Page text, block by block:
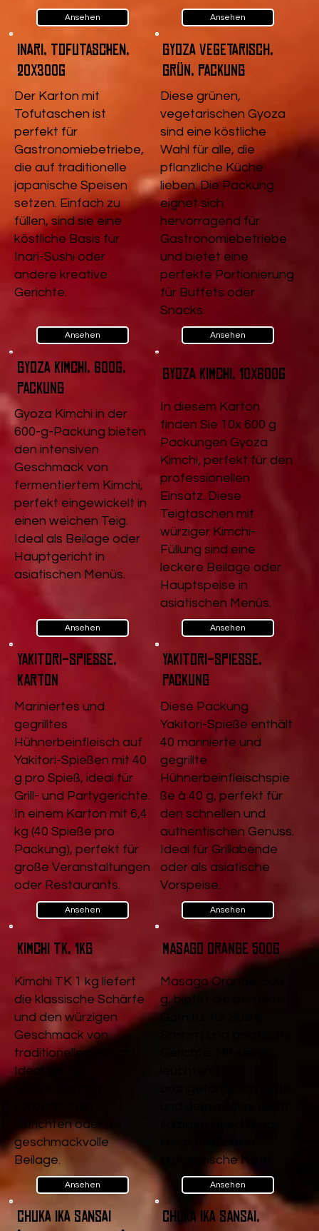
Ansehen Ansehen
Inari, Tofutaschen,
20x300g
Der Karton mit
Tofutaschen ist
perfekt für
Gastronomiebetriebe,
die auf traditionelle
japanische Speisen
setzen. Einfach zu
füllen, sind sie eine
köstliche Basis für
Inari-Sushi oder
andere kreative
Gerichte.
Ansehen
Gyoza vegetarisch,
Grün, Packung
Diese grünen,
vegetarischen Gyoza
sind eine köstliche
Wahl für alle, die
pflanzliche Küche
lieben. Die Packung
eignet sich
hervorragend für
Gastronomiebetriebe
und bietet eine
perfekte Portionierung
für Buffets oder
Snacks.
Ansehen
Gyoza Kimchi, 600g,
Packung
Gyoza Kimchi in der
600-g-Packung bieten
den intensiven
Geschmack von
fermentiertem Kimchi,
perfekt eingewickelt in
einen weichen Teig.
Ideal als Beilage oder
Hauptgericht in
asiatischen Menüs.
Ansehen
Gyoza Kimchi, 10x600g
In diesem Karton
finden Sie 10x 600 g
Packungen Gyoza
Kimchi, perfekt für den
professionellen
Einsatz. Diese
Teigtaschen mit
würziger Kimchi-
Füllung sind eine
leckere Beilage oder
Hauptspeise in
asiatischen Menüs.
Ansehen
Yakitori-Spieße,
Karton
Mariniertes und
gegrilltes
Hühnerbeinfleisch auf
Yakitori-Spießen mit 40
g pro Spieß, ideal für
Grill- und Partygerichte.
In einem Karton mit 6,4
kg (40 Spieße pro
Packung), perfekt für
große Veranstaltungen
oder Restaurants.
Ansehen
Yakitori-Spieße,
Packung
Diese Packung
Yakitori-Spieße enthält
40 marinierte und
gegrillte
Hühnerbeinfleischspie
ße à 40 g, perfekt für
den schnellen und
authentischen Genuss.
Ideal für Grillabende
oder als asiatische
Vorspeise.
Ansehen
Kimchi TK, 1kg
Kimchi TK 1 kg liefert
die klassische Schärfe
und den würzigen
Geschmack von
traditionellem Kimchi.
Ideal für die
Gerichten oder als
geschmackvolle
Beilage.
Ansehen
Masago Orange 500g
Masago Orange, 500
g, bietet die perfekte
Garnitur für Sushi,
authentische Note.
Ansehen
Chuka Ika Sansai
Chuka Ika Sansai,